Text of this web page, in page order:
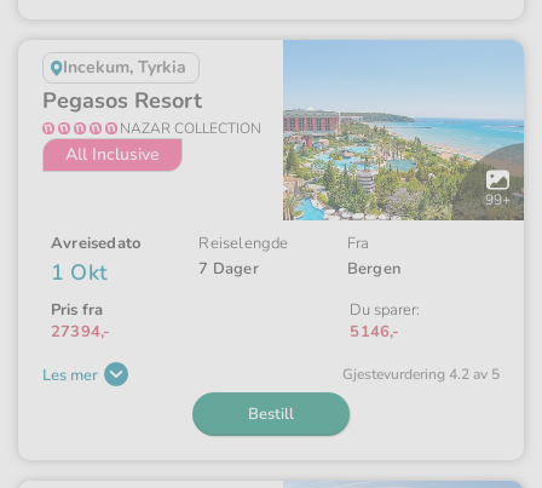
Incekum, Tyrkia
Pegasos Resort
NAZAR COLLECTION
All Inclusive
Åpne
galleriet
99+
Avreisedato
1 Okt
Reiselengde
7 Dager
Fra
Bergen
Pris fra
27394,-
Du sparer:
5146,-
Les mer
Gjeste­vurdering 4.2 av 5
Bestill